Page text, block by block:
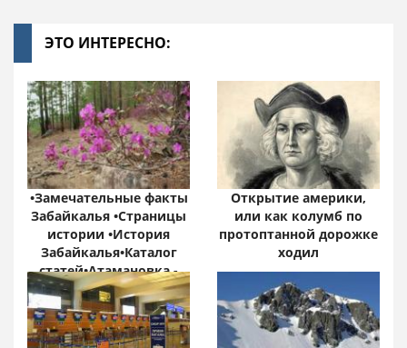
ЭТО ИНТЕРЕСНО:
•Замечательные факты
Забайкалья •Страницы
истории •История
Забайкалья•Каталог
статей•Атамановка -
Онлайн•
Забайкальский край:
цифры и факты
Открытие америки,
или как колумб по
протоптанной дорожке
ходил